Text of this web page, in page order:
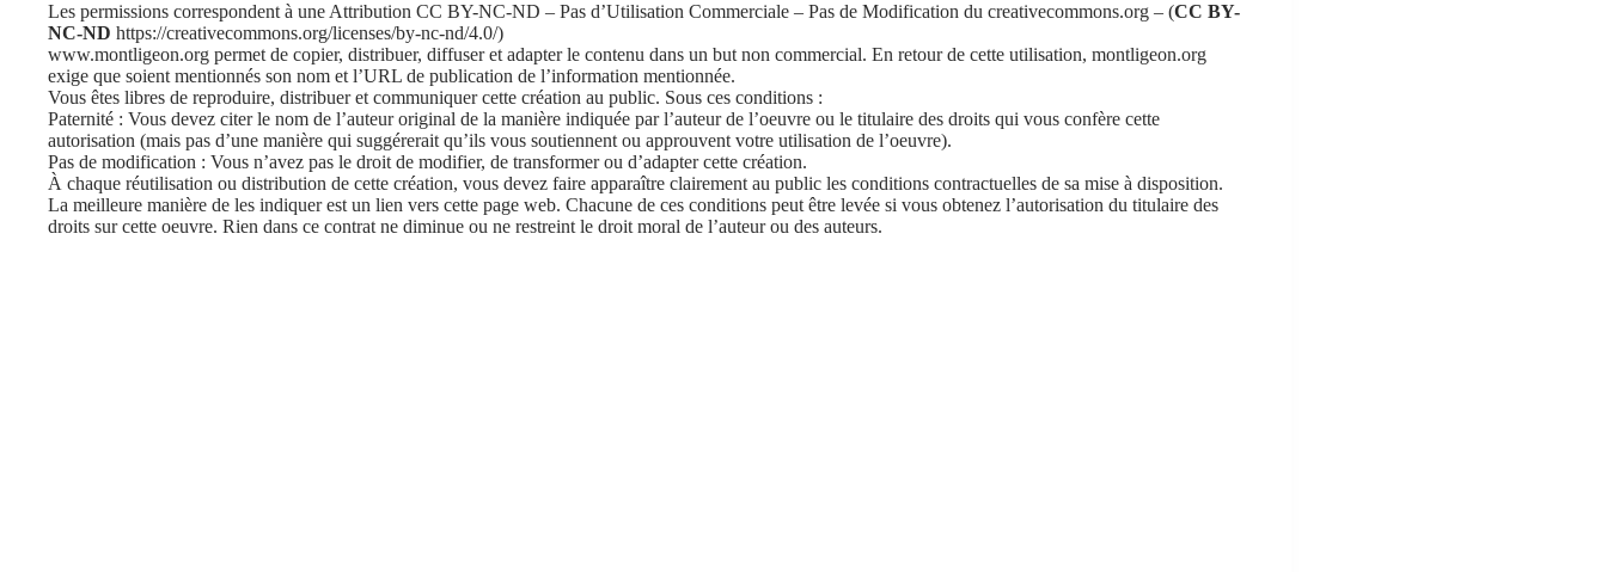
Les permissions correspondent à une Attribution CC BY-NC-ND – Pas d’Utilisation Commerciale – Pas de Modification du creativecommons.org – (CC BY-
NC-ND https://creativecommons.org/licenses/by-nc-nd/4.0/)
www.montligeon.org permet de copier, distribuer, diffuser et adapter le contenu dans un but non commercial. En retour de cette utilisation, montligeon.org
exige que soient mentionnés son nom et l’URL de publication de l’information mentionnée.
Vous êtes libres de reproduire, distribuer et communiquer cette création au public. Sous ces conditions :
Paternité : Vous devez citer le nom de l’auteur original de la manière indiquée par l’auteur de l’oeuvre ou le titulaire des droits qui vous confère cette
autorisation (mais pas d’une manière qui suggérerait qu’ils vous soutiennent ou approuvent votre utilisation de l’oeuvre).
Pas de modification : Vous n’avez pas le droit de modifier, de transformer ou d’adapter cette création.
À chaque réutilisation ou distribution de cette création, vous devez faire apparaître clairement au public les conditions contractuelles de sa mise à disposition.
La meilleure manière de les indiquer est un lien vers cette page web. Chacune de ces conditions peut être levée si vous obtenez l’autorisation du titulaire des
droits sur cette oeuvre. Rien dans ce contrat ne diminue ou ne restreint le droit moral de l’auteur ou des auteurs.